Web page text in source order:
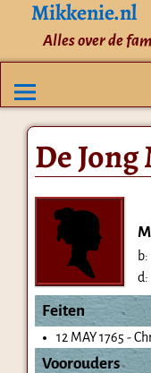
Mikkenie.nl
Alles over de
De
b:
d:
Feiten
12 MAY 1765 -
Voorouders